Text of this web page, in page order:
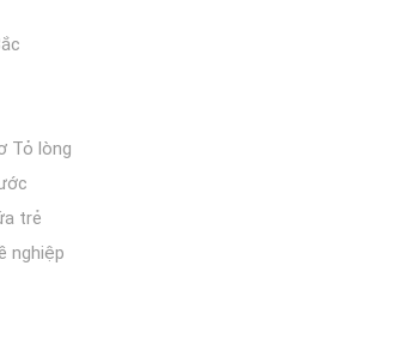
Tỏ lòng
trẻ
nghiệp